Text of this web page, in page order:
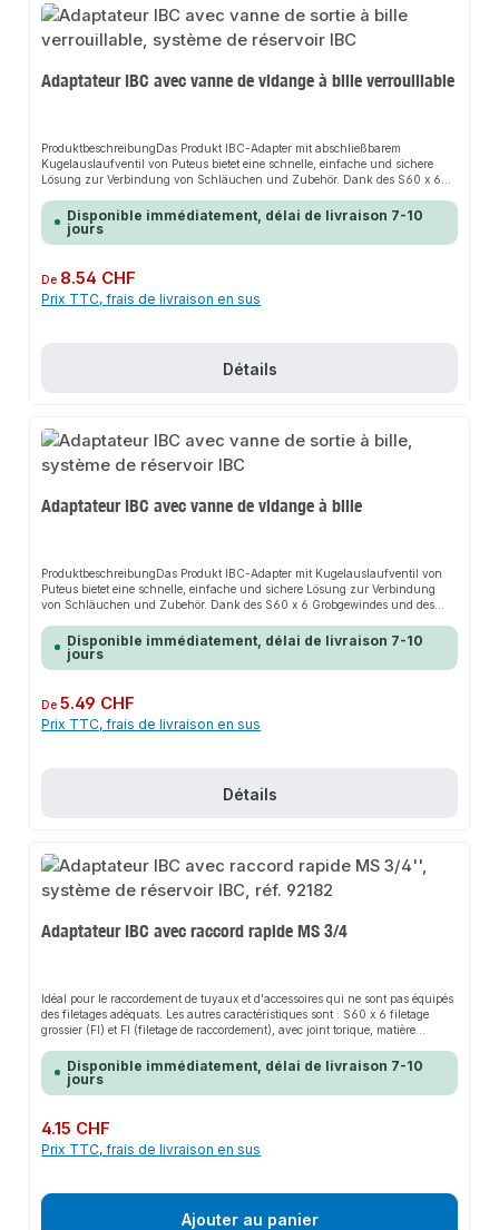
Adaptateur IBC avec vanne de vidange à bille verrouillable
ProduktbeschreibungDas Produkt IBC-Adapter mit abschließbarem
Kugelauslaufventil von Puteus bietet eine schnelle, einfache und sichere
Lösung zur Verbindung von Schläuchen und Zubehör. Dank des S60 x 6
perfekten Halt und passt sich flexibel an verschiedene Systeme an. Das
robuste Design und die einfache Montage machen dieses Produkt zu einer
zuverlässigen Wahl für jede Installation. Es ist besonders geeignet für den
(IG)IG (Anschlussgewinde)Mit O-RingHDPE-
KunststoffSchwarzAbschließbares Kugelauslaufventil, matt
verchromtSchlauchtülleRoter
Disponible immédiatement, délai de livraison 7-10
jours
Prix régulier :
De 8.54 CHF
Prix TTC, frais de livraison en sus
Détails
Adaptateur IBC avec vanne de vidange à bille
ProduktbeschreibungDas Produkt IBC-Adapter mit Kugelauslaufventil von
Puteus bietet eine schnelle, einfache und sichere Lösung zur Verbindung
von Schläuchen und Zubehör. Dank des S60 x 6 Grobgewindes und des
verschiedene Systeme an. Das robuste Design und die einfache Montage
machen dieses Produkt zu einer zuverlässigen Wahl für jede Installation. Es
ist besonders geeignet für den Einsatz mit Brauch- und
(Anschlussgewinde)Mit O-RingHDPE-
KunststoffSchwarzKugelauslaufventil, matt verchromtSchlauchtülleRoter
StahlhebelAnwendungsbereicheGartenbewässerungHaustechnikIndustriean
Disponible immédiatement, délai de livraison 7-10
jours
Prix régulier :
De5.49 CHF
Prix TTC, frais de livraison en sus
Détails
Adaptateur IBC avec raccord rapide MS 3/4
Idéal pour le raccordement de tuyaux et d'accessoires qui ne sont pas équipés
des filetages adéquats. Les autres caractéristiques sont : S60 x 6 filetage
grossier (FI) et FI (filetage de raccordement), avec joint torique, matière
utilisation uniquement pour l'eau sanitaire/utilitaire.
Disponible immédiatement, délai de livraison 7-10
jours
Prix régulier :
4.15 CHF
Prix TTC, frais de livraison en sus
Ajouter au panier